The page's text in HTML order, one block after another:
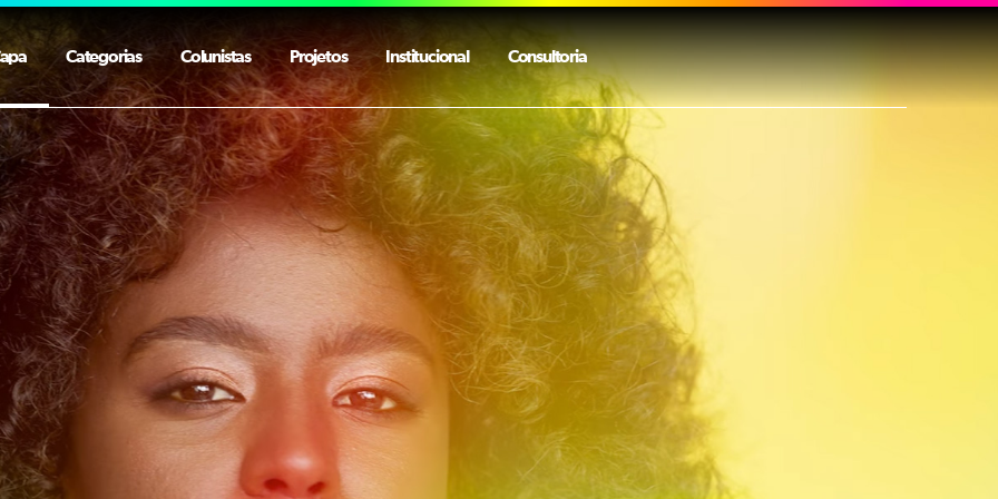
Categorias Colunistas Projetos Institucional Consultoria